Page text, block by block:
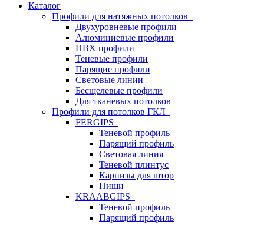
Каталог
Профили для натяжных потолков
Двухуровневые профили
Алюминиевые профили
ПВХ профили
Теневые профили
Парящие профили
Световые линии
Бесщелевые профили
Для тканевых потолков
Профили для потолков ГКЛ
FERGIPS
Теневой профиль
Парящий профиль
Световая линия
Теневой плинтус
Карнизы для штор
Ниши
KRAABGIPS
Теневой профиль
Парящий профиль